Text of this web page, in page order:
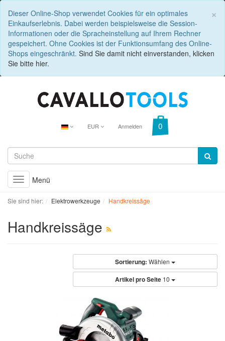
×
Dieser Online-Shop verwendet Cookies für ein optimales
Einkaufserlebnis. Dabei werden beispielsweise die Session-
Informationen oder die Spracheinstellung auf Ihrem Rechner
gespeichert. Ohne Cookies ist der Funktionsumfang des Online-
Shops eingeschränkt. Sind Sie damit nicht einverstanden, klicken
Sie bitte hier.
EUR Anmelden
Toggle
navigation
Menü
Sie sind hier: Elektrowerkzeuge Handkreissäge
Handkreissäge
Sortierung: Wählen
Artikel pro Seite 10